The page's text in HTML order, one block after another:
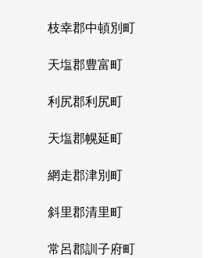
枝幸郡中頓別町
天塩郡豊富町
利尻郡利尻町
天塩郡幌延町
網走郡津別町
斜里郡清里町
常呂郡訓子府町